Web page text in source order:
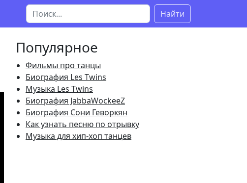
Найти
Популярное
Фильмы про танцы
Биография Les Twins
Музыка Les Twins
Биография JabbaWockeeZ
Биография Сони Геворкян
Как узнать песню по отрывку
Музыка для хип-хоп танцев